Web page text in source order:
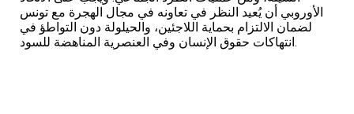
الأوروبي أن يُعيد النظر في تعاونه في مجال الهجرة مع تونس
لضمان الالتزام بحماية اللاجئين، والحيلولة دون التواطؤ في
انتهاكات حقوق الإنسان وفي العنصرية المناهضة للسود.